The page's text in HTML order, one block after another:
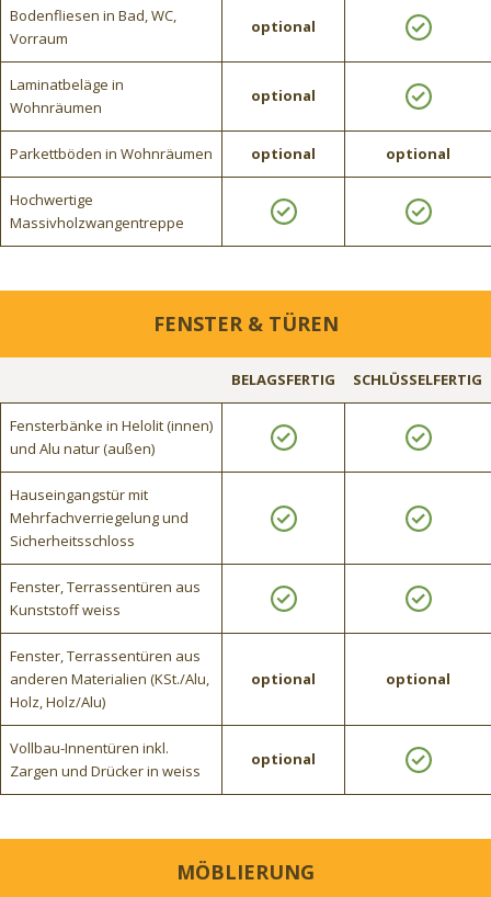
Bodenfliesen in Bad, WC,
Vorraum
optional
Laminatbeläge in
Wohnräumen
optional
Parkettböden in Wohnräumen optional optional
Hochwertige
Massivholzwangentreppe
FENSTER & TÜREN
BELAGSFERTIG SCHLÜSSELFERTIG
Fensterbänke in Helolit (innen)
und Alu natur (außen)
Hauseingangstür mit
Mehrfachverriegelung und
Sicherheitsschloss
Fenster, Terrassentüren aus
Kunststoff weiss
Fenster, Terrassentüren aus
anderen Materialien (KSt./Alu,
Holz, Holz/Alu)
optional optional
Vollbau-Innentüren inkl.
Zargen und Drücker in weiss
optional
MÖBLIERUNG